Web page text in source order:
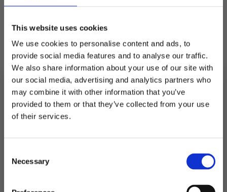
This website uses cookies
We use cookies to personalise content and ads, to
provide social media features and to analyse our traffic.
We also share information about your use of our site with
our social media, advertising and analytics partners who
may combine it with other information that you’ve
provided to them or that they’ve collected from your use
of their services.
Selection
Necessary
Fint som bordpynt eller som dekor på gaver og
bleiekaker.
Utsolgt
Produktnummer:
100032
Kategorier: Bordpynt,Servering
Stikkord:Baby